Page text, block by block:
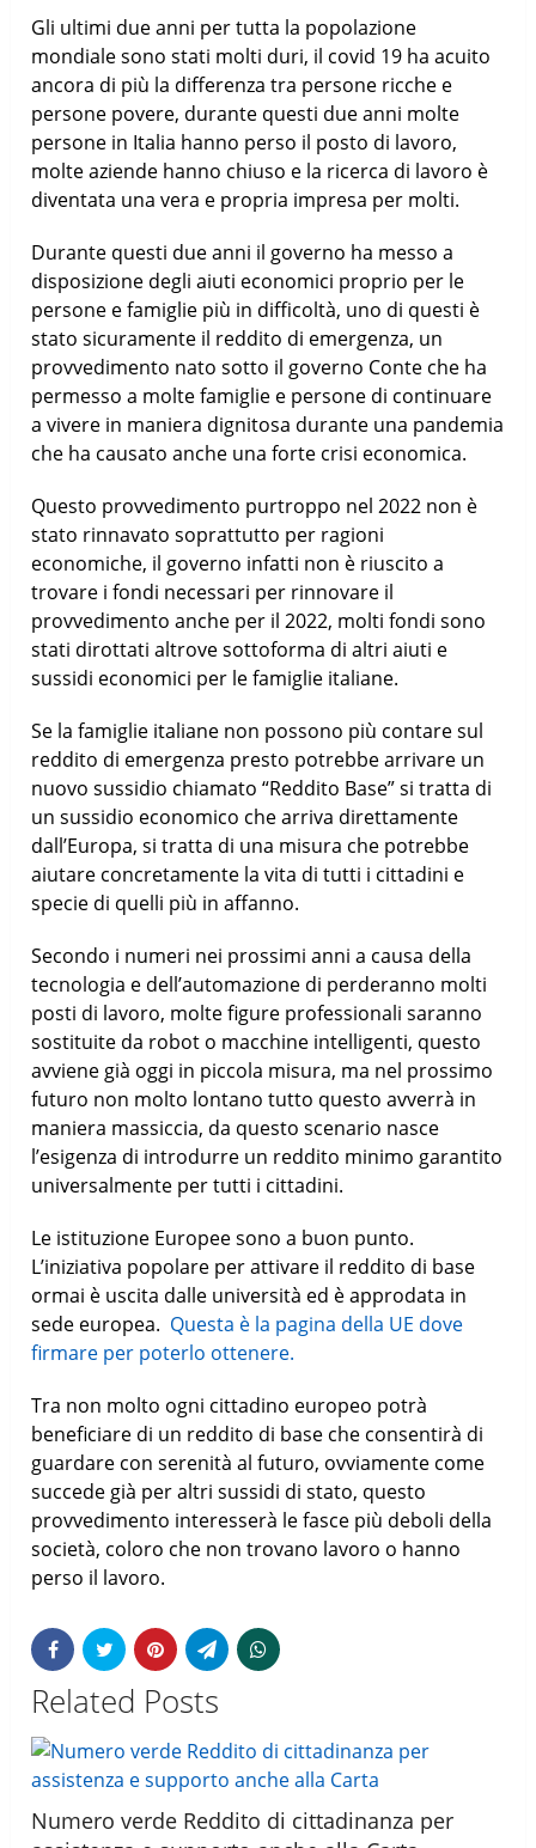
Gli ultimi due anni per tutta la popolazione
mondiale sono stati molti duri, il covid 19 ha acuito
ancora di più la differenza tra persone ricche e
persone povere, durante questi due anni molte
persone in Italia hanno perso il posto di lavoro,
molte aziende hanno chiuso e la ricerca di lavoro è
diventata una vera e propria impresa per molti.
Durante questi due anni il governo ha messo a
disposizione degli aiuti economici proprio per le
persone e famiglie più in difficoltà, uno di questi è
stato sicuramente il reddito di emergenza, un
provvedimento nato sotto il governo Conte che ha
permesso a molte famiglie e persone di continuare
a vivere in maniera dignitosa durante una pandemia
che ha causato anche una forte crisi economica.
Questo provvedimento purtroppo nel 2022 non è
stato rinnavato soprattutto per ragioni
economiche, il governo infatti non è riuscito a
trovare i fondi necessari per rinnovare il
provvedimento anche per il 2022, molti fondi sono
stati dirottati altrove sottoforma di altri aiuti e
sussidi economici per le famiglie italiane.
Se la famiglie italiane non possono più contare sul
reddito di emergenza presto potrebbe arrivare un
nuovo sussidio chiamato “Reddito Base” si tratta di
un sussidio economico che arriva direttamente
dall’Europa, si tratta di una misura che potrebbe
aiutare concretamente la vita di tutti i cittadini e
specie di quelli più in affanno.
Secondo i numeri nei prossimi anni a causa della
tecnologia e dell’automazione di perderanno molti
posti di lavoro, molte figure professionali saranno
sostituite da robot o macchine intelligenti, questo
avviene già oggi in piccola misura, ma nel prossimo
futuro non molto lontano tutto questo avverrà in
maniera massiccia, da questo scenario nasce
l’esigenza di introdurre un reddito minimo garantito
universalmente per tutti i cittadini.
Le istituzione Europee sono a buon punto.
L’iniziativa popolare per attivare il reddito di base
ormai è uscita dalle università ed è approdata in
sede europea. Questa è la pagina della UE dove
firmare per poterlo ottenere.
Tra non molto ogni cittadino europeo potrà
beneficiare di un reddito di base che consentirà di
guardare con serenità al futuro, ovviamente come
succede già per altri sussidi di stato, questo
provvedimento interesserà le fasce più deboli della
società, coloro che non trovano lavoro o hanno
perso il lavoro.
Related Posts
Numero verde Reddito di cittadinanza per